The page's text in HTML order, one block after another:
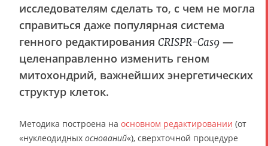
исследователям сделать то, с чем не могла
справиться даже популярная система
генного редактирования CRISPR-Cas9 —
целенаправленно изменить геном
митохондрий, важнейших энергетических
структур клеток.
Методика построена на основном редактировании (от
«нуклеодидных оснований«), сверхточной процедуре